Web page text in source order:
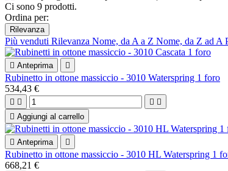
Ci sono 9 prodotti.
Ordina per:
Rilevanza
Più venduti Rilevanza Nome, da A a Z Nome, da Z ad A
 Anteprima 
Rubinetto in ottone massiccio - 3010 Waterspring 1 foro
534,43 €
   
 Aggiungi al carrello
 Anteprima 
Rubinetto in ottone massiccio - 3010 HL Waterspring 1
668,21 €